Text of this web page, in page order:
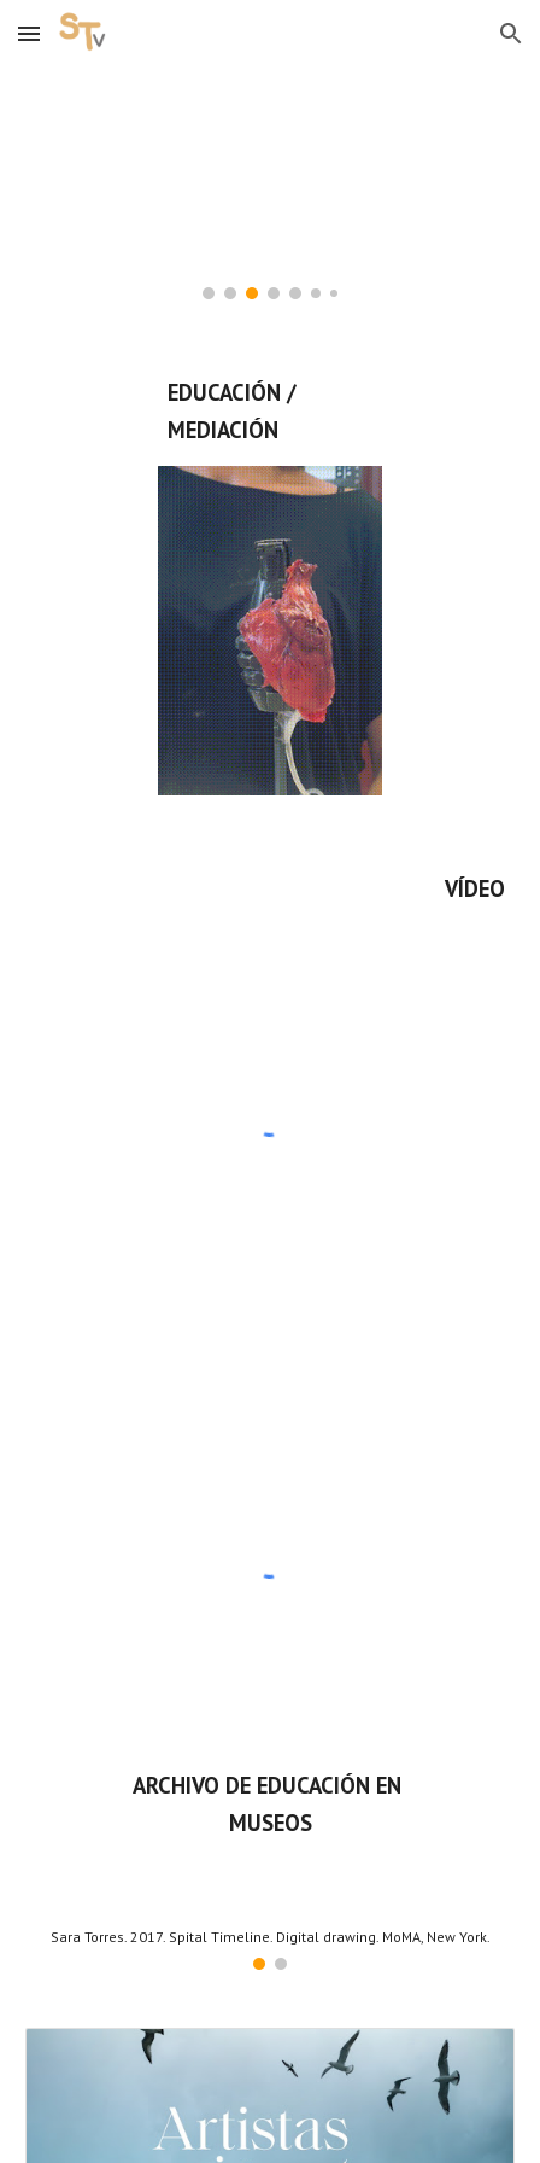
Skip to main content Skip to navigation
EDUCACIÓN /
MEDIACIÓN
VÍDEO
ARCHIVO DE EDUCACIÓN EN
MUSEOS
Sara Torres. 2017. Spital Timeline. Digital drawing. MoMA, New York.